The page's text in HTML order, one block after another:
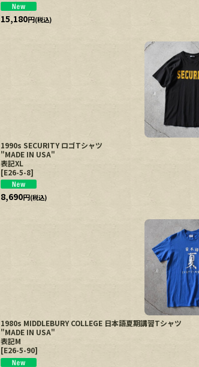
15,180円(税込)
1990s SECURITY ロゴTシャツ
"MADE IN USA"
表記XL
[E26-5-8]
8,690円(税込)
1980s MIDDLEBURY COLLEGE 日本語夏期講習Tシャツ
"MADE IN USA"
表記M
[E26-5-90]